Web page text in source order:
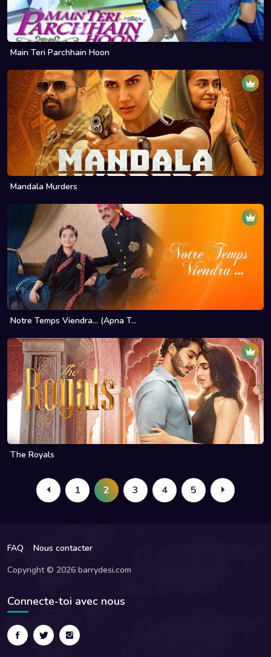
Main Teri Parchhain Hoon
Mandala Murders
Notre Temps Viendra... (Apna T...
The Royals
1 2 3 4 5
FAQ
Nous contacter
Copyright © 2026 barrydesi.com
Connecte-toi avec nous